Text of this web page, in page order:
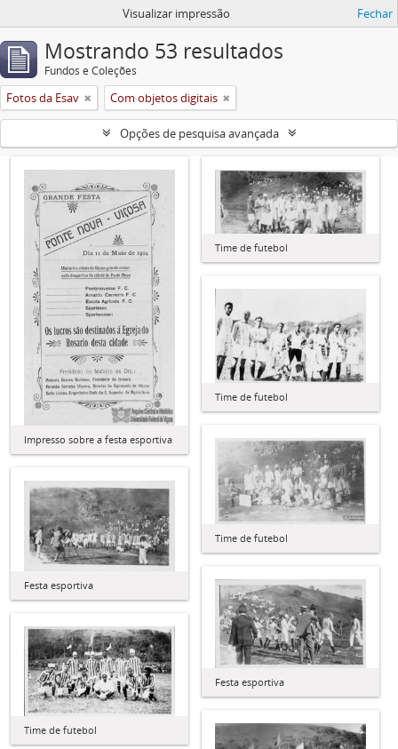
Visualizar impressão Fechar
Mostrando 53 resultados
Fundos e Coleções
Fotos da Esav Com objetos digitais
Opções de pesquisa avançada
Impresso sobre a festa esportiva
Time de futebol
Time de futebol
Time de futebol
Festa esportiva
Festa esportiva
Time de futebol